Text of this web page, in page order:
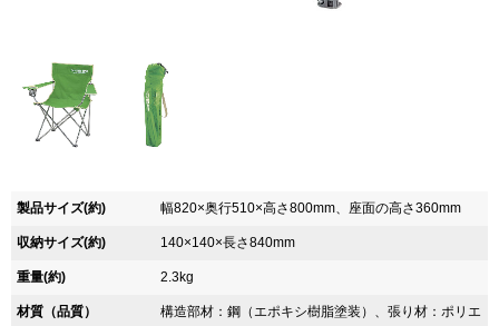
製品サイズ(約) 幅820×奥行510×高さ800mm、座面の高さ360mm
収納サイズ(約) 140×140×長さ840mm
重量(約) 2.3kg
材質（品質）
構造部材：鋼（エポキシ樹脂塗装）、張り材：ポリエ